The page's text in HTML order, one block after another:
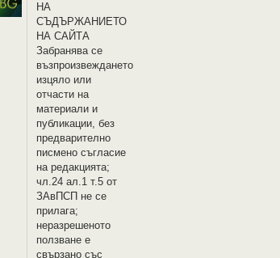
НА
СЪДЪРЖАНИЕТО
НА САЙТА
Забранява се
възпроизвеждането
изцяло или
отчасти на
материали и
публикации, без
предварително
писмено съгласие
на редакцията;
чл.24 ал.1 т.5 от
ЗАвПСП не се
прилага;
неразрешеното
ползване е
свързано със